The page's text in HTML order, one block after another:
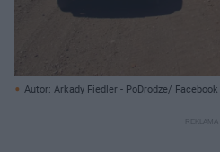
Autor: Arkady Fiedler - PoDrodze/ Facebook